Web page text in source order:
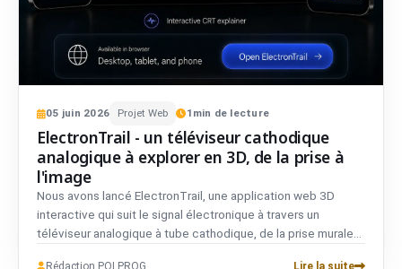
05 juin 2026 Projet Web 1 min de lecture
ElectronTrail - un téléviseur cathodique
analogique à explorer en 3D, de la prise à
l'image
Nous avons lancé ElectronTrail, une application web 3D
interactive qui suit le signal électronique à travers un
téléviseur analogique à tube cathodique, de la prise murale